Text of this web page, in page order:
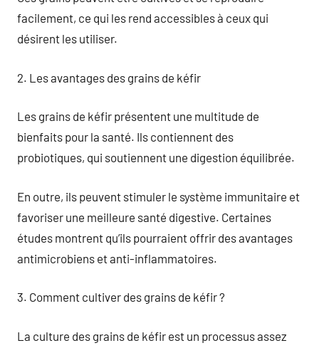
facilement, ce qui les rend accessibles à ceux qui
désirent les utiliser.
2. Les avantages des grains de kéfir
Les grains de kéfir présentent une multitude de
bienfaits pour la santé. Ils contiennent des
probiotiques, qui soutiennent une digestion équilibrée.
En outre, ils peuvent stimuler le système immunitaire et
favoriser une meilleure santé digestive. Certaines
études montrent qu’ils pourraient offrir des avantages
antimicrobiens et anti-inflammatoires.
3. Comment cultiver des grains de kéfir ?
La culture des grains de kéfir est un processus assez